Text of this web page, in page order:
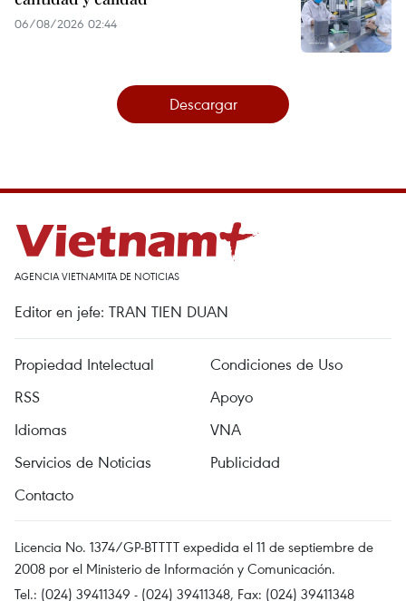
06/08/2026 02:44
Descargar
AGENCIA VIETNAMITA DE NOTICIAS
Editor en jefe: TRAN TIEN DUAN
Propiedad Intelectual
Condiciones de Uso
RSS
Apoyo
Idiomas
VNA
Servicios de Noticias
Publicidad
Contacto
Licencia No. 1374/GP-BTTTT expedida el 11 de septiembre de
2008 por el Ministerio de Información y Comunicación.
Tel.: (024) 39411349 - (024) 39411348, Fax: (024) 39411348